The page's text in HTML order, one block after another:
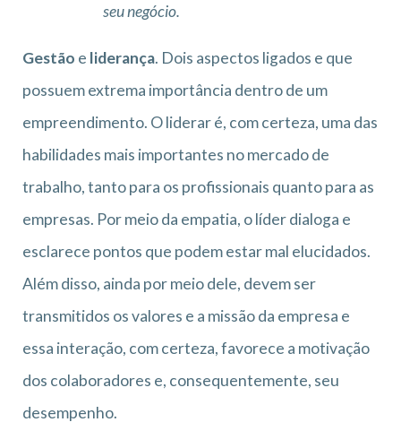
seu negócio.
Gestão e liderança. Dois aspectos ligados e que
possuem extrema importância dentro de um
empreendimento. O liderar é, com certeza, uma das
habilidades mais importantes no mercado de
trabalho, tanto para os profissionais quanto para as
empresas. Por meio da empatia, o líder dialoga e
esclarece pontos que podem estar mal elucidados.
Além disso, ainda por meio dele, devem ser
transmitidos os valores e a missão da empresa e
essa interação, com certeza, favorece a motivação
dos colaboradores e, consequentemente, seu
desempenho.